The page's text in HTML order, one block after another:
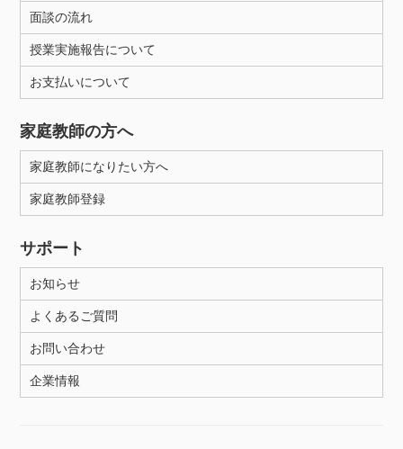
面談の流れ
授業実施報告について
お支払いについて
家庭教師の方へ
家庭教師になりたい方へ
家庭教師登録
サポート
お知らせ
よくあるご質問
お問い合わせ
企業情報